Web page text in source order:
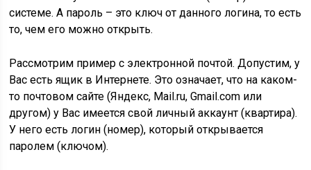
системе. А пароль – это ключ от данного логина, то есть
то, чем его можно открыть.
Рассмотрим пример с электронной почтой. Допустим, у
Вас есть ящик в Интернете. Это означает, что на каком-
то почтовом сайте (Яндекс, Mail.ru, Gmail.com или
другом) у Вас имеется свой личный аккаунт (квартира).
У него есть логин (номер), который открывается
паролем (ключом).